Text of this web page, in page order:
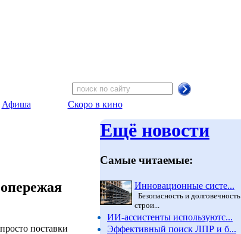
Афиша Скоро в кино
поставки
Ещё новости
Самые читаемые:
Инновационные систе...
Безопасность и долговечность
строи...
ИИ-ассистенты используютс...
Эффективный поиск ЛПР и б...